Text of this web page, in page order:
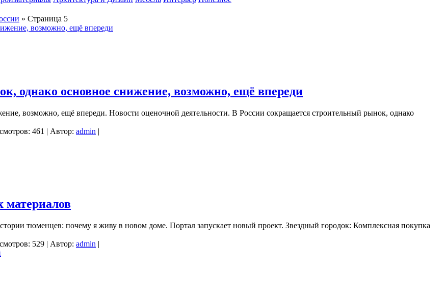
» Страница 5
однако основное снижение, возможно, ещё впереди
возможно, ещё впереди. Новости оценочной деятельности. В России сокращается строительный рынок, однако
461 | Автор: admin |
материалов
тюменцев: почему я живу в новом доме. Портал запускает новый проект. Звездный городок: Комплексная покупка
529 | Автор: admin |